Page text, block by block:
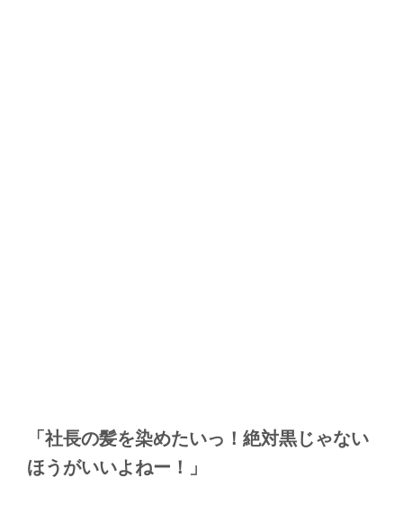
「社長の髪を染めたいっ！絶対黒じゃない
ほうがいいよねー！」